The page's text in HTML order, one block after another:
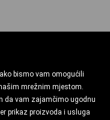
bismo vam omogućili
mrežnim mjestom.
da vam zajamčimo ugodnu
prikaz proizvoda i usluga